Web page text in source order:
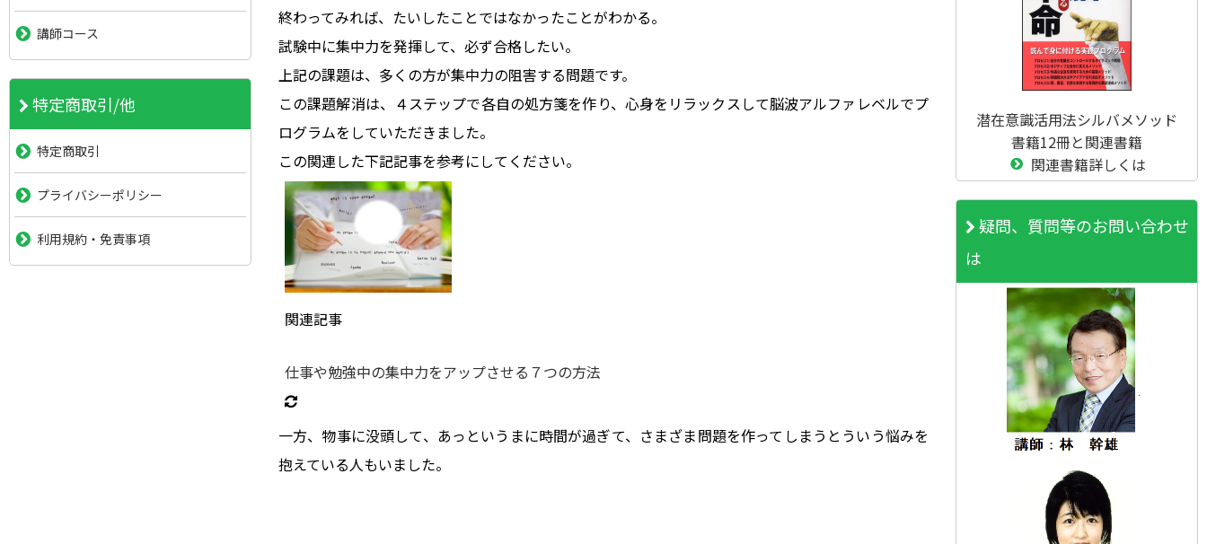
終わってみれば、たいしたことではなかったことがわかる。
試験中に集中力を発揮して、必ず合格したい。
上記の課題は、多くの方が集中力の阻害する問題です。
この課題解消は、４ステップで各自の処方箋を作り、心身をリラックスして脳波アルファレベルでプ
ログラムをしていただきました。
この関連した下記記事を参考にしてください。
関連記事
仕事や勉強中の集中力をアップさせる７つの方法
一方、物事に没頭して、あっというまに時間が過ぎて、さまざま問題を作ってしまうとういう悩みを
抱えている人もいました。
講師コース
特定商取引/他
特定商取引
プライバシーポリシー
利用規約・免責事項
潜在意識活用法シルバメソッド
書籍12冊と関連書籍
関連書籍詳しくは
疑問、質問等のお問い合わせ
は